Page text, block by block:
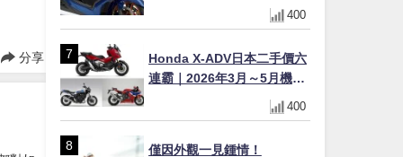
分享
8/18日本上市、支援E10汽油
售價98萬100日圓
400
Honda X-ADV日本二手價六
連霸｜2026年3月～5月機車
轉售排行榜 CBR1000RR-R
FIREBLADE SP首度躋身前
400
僅因外觀一見鍾情！